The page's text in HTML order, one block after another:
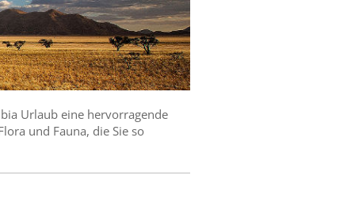
Urlaub eine hervorragende
und Fauna, die Sie so